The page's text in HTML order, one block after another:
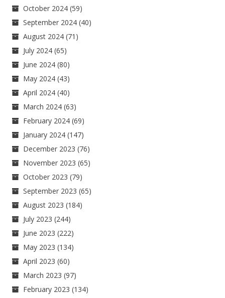
October 2024 (59)
September 2024 (40)
August 2024 (71)
July 2024 (65)
June 2024 (80)
May 2024 (43)
April 2024 (40)
March 2024 (63)
February 2024 (69)
January 2024 (147)
December 2023 (76)
November 2023 (65)
October 2023 (79)
September 2023 (65)
August 2023 (184)
July 2023 (244)
June 2023 (222)
May 2023 (134)
April 2023 (60)
March 2023 (97)
February 2023 (134)